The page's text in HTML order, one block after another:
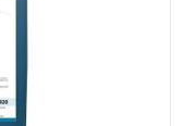
Özlü, Ətirli